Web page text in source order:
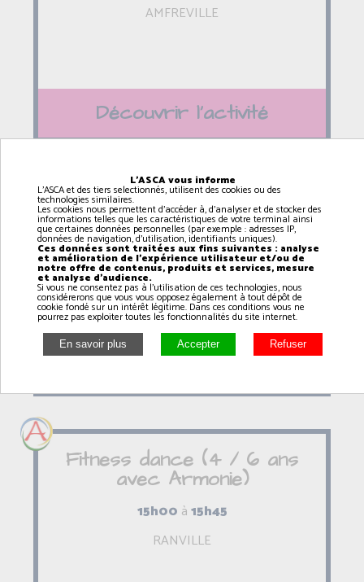
AMFREVILLE
Découvrir l'activité
Fitness dance (6 / 12 ans
avec Armonie)
14h15à15h00
RANVILLE
Fitness dance (4 / 6 ans
avec Armonie)
15h00 à15h45
RANVILLE
L'ASCA vous informe
L'ASCA et des tiers selectionnés, utilisent des cookies ou des
technologies similaires.
Les cookies nous permettent d'accéder à, d'analyser et de stocker des
informations telles que les caractéristiques de votre terminal ainsi
que certaines données personnelles (par exemple : adresses IP,
données de navigation, d'utilisation, identifiants uniques).
Ces données sont traitées aux fins suivantes : analyse
et amélioration de l'expérience utilisateur et/ou de
notre offre de contenus, produits et services, mesure
et analyse d'audience.
Si vous ne consentez pas à l'utilisation de ces technologies, nous
considérerons que vous vous opposez également à tout dépôt de
cookie fondé sur un intérêt légitime. Dans ces conditions vous ne
pourrez pas exploiter toutes les fonctionnalités du site internet.